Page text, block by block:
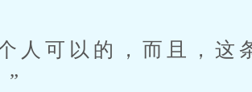
以的，而且，这条
”